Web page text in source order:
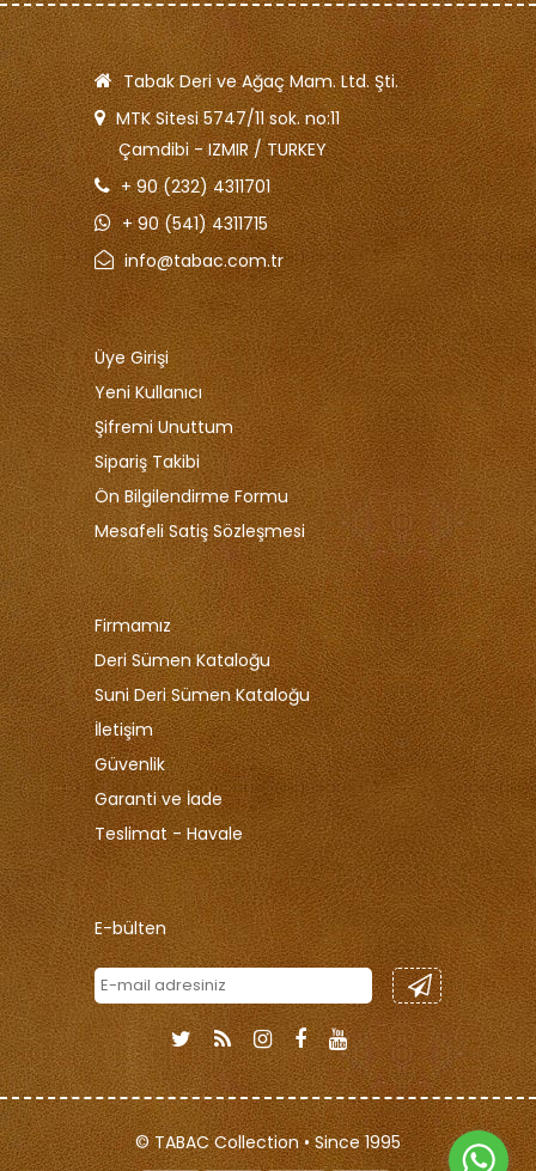
Tabak Deri ve Ağaç Mam. Ltd. Şti.
MTK Sitesi 5747/11 sok. no:11
Çamdibi - IZMIR / TURKEY
+ 90 (232) 4311701
+ 90 (541) 4311715
info@tabac.com.tr
Üye Girişi
Yeni Kullanıcı
Şifremi Unuttum
Sipariş Takibi
Ön Bilgilendirme Formu
Mesafeli Satiş Sözleşmesi
Firmamız
Deri Sümen Kataloğu
Suni Deri Sümen Kataloğu
İletişim
Güvenlik
Garanti ve İade
Teslimat - Havale
E-bülten
© TABAC Collection • Since 1995